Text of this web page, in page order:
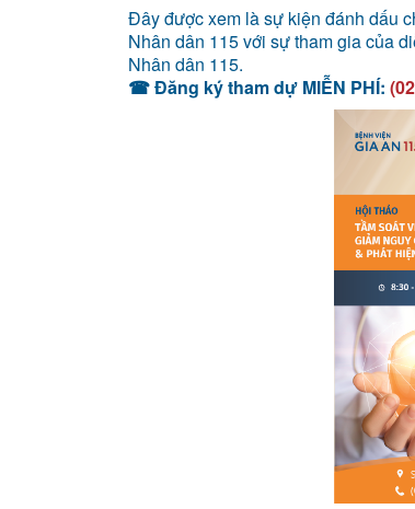
Đây được xem là sự kiện đánh dấu
Nhân dân 115 với sự tham gia của
Nhân dân 115.
☎Đăng ký tham dự MIỄN PHÍ: